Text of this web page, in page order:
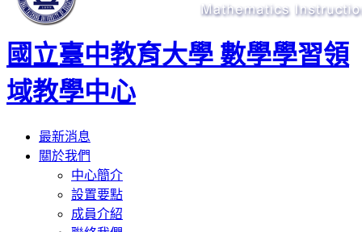
國立臺中教育大學 數學學習領
域教學中心
Toggle
navigation
最新消息
關於我們
中心簡介
設置要點
成員介紹